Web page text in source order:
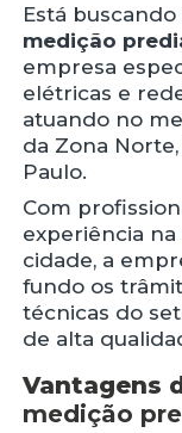
Está
medição
empresa
elétricas e
atuando no
da Zona
Paulo.
Com
experiência
cidade, a
fundo os
técnicas do
de alta
Vantagens
medição